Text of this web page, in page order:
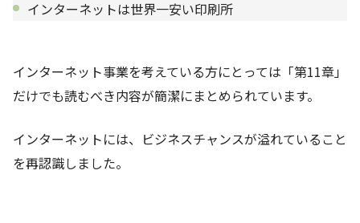
インターネットは世界一安い印刷所
インターネット事業を考えている方にとっては「第11章」
だけでも読むべき内容が簡潔にまとめられています。
インターネットには、ビジネスチャンスが溢れていること
を再認識しました。